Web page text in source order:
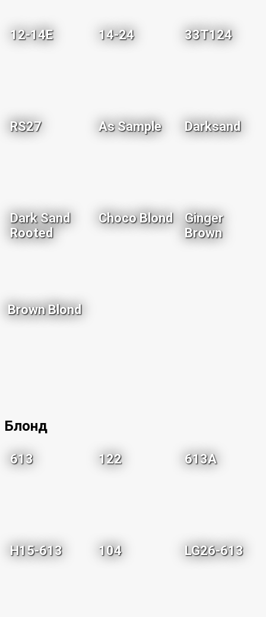
12-14E 14-24 33T124
RS27 As Sample Darksand
Dark Sand
Rooted
Choco Blond
Ginger
Brown
Brown Blond
Блонд
613 122 613A
H15-613 104 LG26-613